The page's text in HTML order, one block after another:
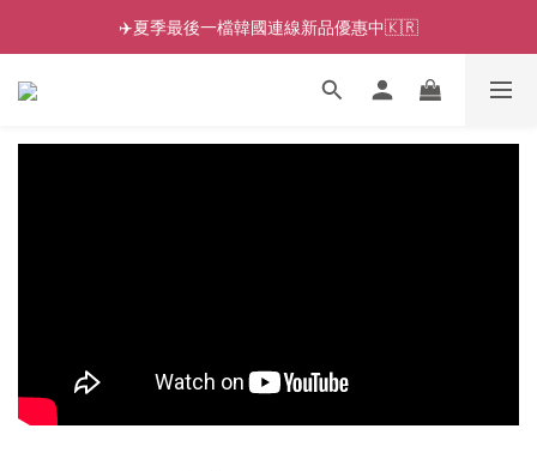
✈️夏季最後一檔韓國連線新品優惠中🇰🇷